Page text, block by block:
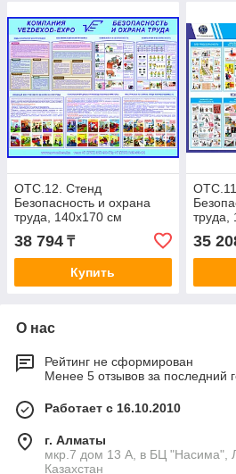
ОТС.12. Стенд
Безопасность и охрана
труда, 140х170 см
38 794 ₸
Купить
труда,
35
О нас
Рейтинг не сформирован
Менее 5 отзывов за последний
Работает с 16.10.2010
г. Алматы
мкр.7 дом 13 А, в БЦ "Насима",
Казахстан